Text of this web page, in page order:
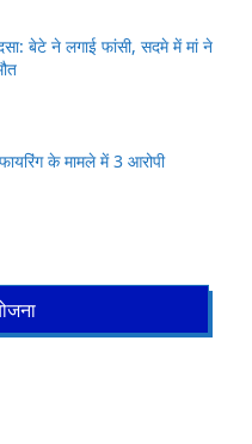
बेटे ने लगाई फांसी, सदमे में मां ने
के मामले में 3 आरोपी